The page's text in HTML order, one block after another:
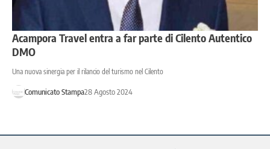
Acampora Travel entra a far parte di Cilento Autentico
DMO
Una nuova sinergia per il rilancio del turismo nel Cilento
Comunicato Stampa28 Agosto 2024